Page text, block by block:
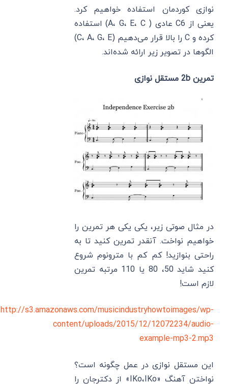
نوازی کوردمان استفاده خواهیم کرد.
یعنی از C6 عادی ( A، G، E، C) استفاده
کرده و C را بالا قرار می‌دهیم (C، A، G، E)
الگوها در تصویر زیر ارائه شده‌اند.
تمرین 2b مستقل نوازی
در مثال صوتی زیر، یکی یکی هر تمرین را
خواهیم نواخت. آنقدر تمرین کنید تا به
راحتی بنوازید! کم کم با مترونوم شروع
کنید شاید 50، 80 یا 110 مرتبه تمرین
لازم است!
http://s3.amazonaws.com/musicindustryhowtoimages/wp-
content/uploads/2015/12/12072234/audio-
example-mp3-2.mp3
این مستقل نوازی در عمل چگونه است؟
نواختن آهنگ «IKo،IKo» از دکترجان را